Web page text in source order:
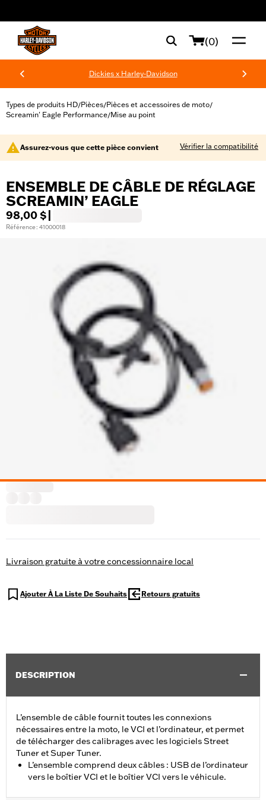
(0)
Dickies x Harley-Davidson
Types de produits HD/Pièces/Pièces et accessoires de moto/
Screamin' Eagle Performance/Mise au point
Assurez-vous que cette pièce convient Vérifier la compatibilité
ENSEMBLE DE CÂBLE DE RÉGLAGE
SCREAMIN’ EAGLE
98,00 $
Référence : 41000018
Livraison gratuite à votre concessionnaire local
Ajouter À La Liste De Souhaits Retours gratuits
DESCRIPTION
L’ensemble de câble fournit toutes les connexions
nécessaires entre la moto, le VCI et l’ordinateur, et permet
de télécharger des calibrages avec les logiciels Street
Tuner et Super Tuner.
L’ensemble comprend deux câbles : USB de l’ordinateur
vers le boîtier VCI et le boîtier VCI vers le véhicule.